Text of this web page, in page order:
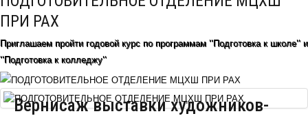
Подготовка
Образование
Доп. образование
Курсы повышения квалификации
ПРИ РАХ
Приглашаем пройти годовой курс по программам "Подготовка к школе" и
"Подготовка к колледжу"
Вернисаж выставки художников-